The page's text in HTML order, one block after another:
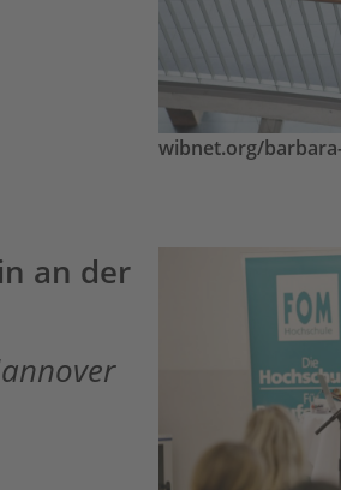
wibnet.org/
an der